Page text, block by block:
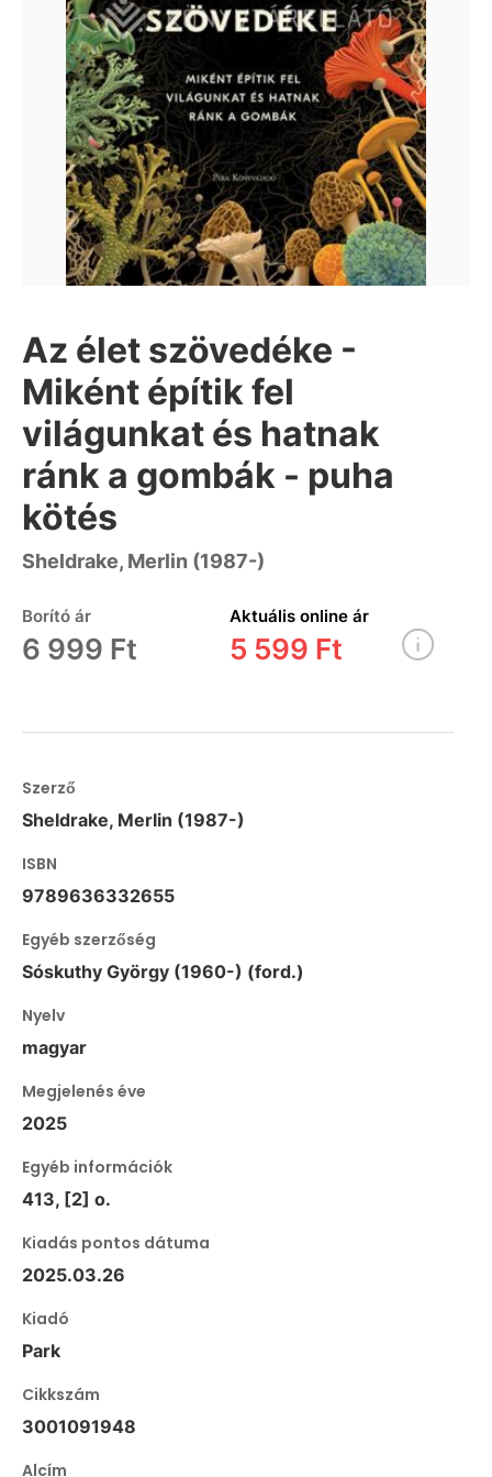
Az élet szövedéke -
Miként építik fel
világunkat és hatnak
ránk a gombák - puha
kötés
Sheldrake, Merlin (1987-)
Borító ár
6 999 Ft
Aktuális online ár
5 599 Ft
Szerző
Sheldrake, Merlin (1987-)
ISBN
9789636332655
Egyéb szerzőség
Sóskuthy György (1960-) (ford.)
Nyelv
magyar
Megjelenés éve
2025
Egyéb információk
413, [2] o.
Kiadás pontos dátuma
2025.03.26
Kiadó
Park
Cikkszám
3001091948
Alcím